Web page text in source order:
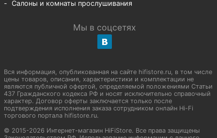
Салоны и комнаты прослушивания
Мы в соцсетях
Вся информация, опубликованная на сайте hifistore.ru, в том числе
цены товаров, описания, характеристики и комплектации не
являются публичной офертой, определяемой положениями Статьи
437 Гражданского кодекса РФ и носят исключительно справочный
характер. Договор оферты заключается только после
подтверждения исполнения заказа сотрудником онлайн Hi-Fi
торгового портала hifistore.ru.
© 2015-2026 Интернет-магазин HiFiStore. Все права защищены